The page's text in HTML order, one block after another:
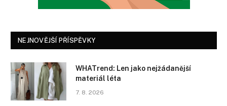
NEJNOVĚJŠÍ PŘÍSPĚVKY
WHATrend: Len jako nejžádanější
materiál léta
7. 8. 2026